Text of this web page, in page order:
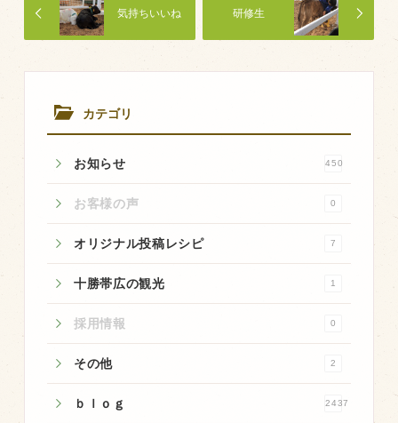
カテゴリ
お知らせ 450
お客様の声 0
オリジナル投稿レシピ 7
十勝帯広の観光 1
採用情報 0
その他 2
ｂｌｏｇ 2437
研修生
気持ちいいね